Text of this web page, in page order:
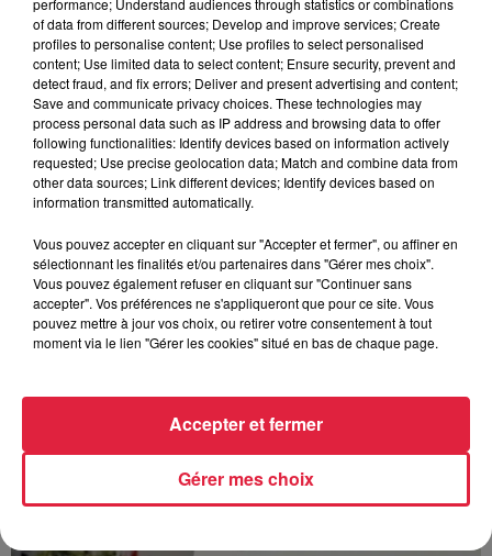
À Hoerdt, de l’eau brune sort des robinets
Depuis plusieurs jours, des habitants de Hoerdt ont vu de
l’eau brune s’écouler de leurs robinets. Face aux
nombreuses interrogations, la municipalité a pris...
performance; Understand audiences through statistics or combinations
of data from different sources; Develop and improve services; Create
profiles to personalise content; Use profiles to select personalised
content; Use limited data to select content; Ensure security, prevent and
detect fraud, and fix errors; Deliver and present advertising and content;
Save and communicate privacy choices. These technologies may
process personal data such as IP address and browsing data to offer
following functionalities: Identify devices based on information actively
requested; Use precise geolocation data; Match and combine data from
other data sources; Link different devices; Identify devices based on
information transmitted automatically.
Vous pouvez accepter en cliquant sur "Accepter et fermer", ou affiner en
sélectionnant les finalités et/ou partenaires dans "Gérer mes choix".
Vous pouvez également refuser en cliquant sur "Continuer sans
accepter". Vos préférences ne s'appliqueront que pour ce site. Vous
pouvez mettre à jour vos choix, ou retirer votre consentement à tout
moment via le lien "Gérer les cookies" situé en bas de chaque page.
Gérer mes choix
Accepter et fermer